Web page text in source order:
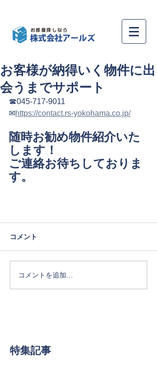
お客様が納得いく物件に出
会うまでサポート
☎045-717-9011
✉https://contact.rs-yokohama.co.jp/
随時お勧め物件紹介いた
します！
ご連絡お待ちしておりま
す。
コメント
コメントを追加…
特集記事